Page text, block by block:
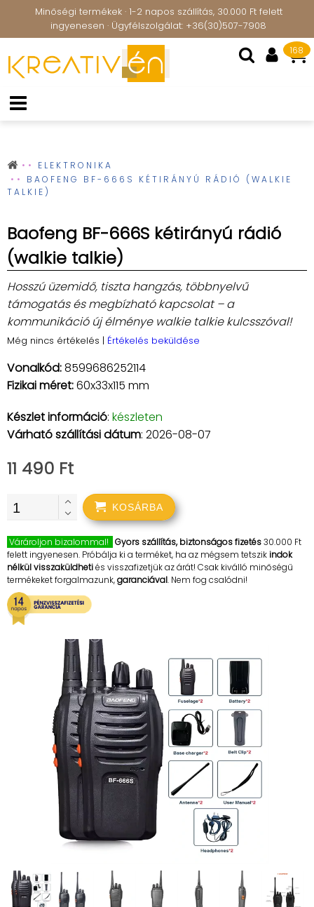
Minőségi termékek · 1-2 napos szállítás, 30.000 Ft felett
ingyenesen · Ügyfélszolgálat: +36(30)507-7908
168
ELEKTRONIKA
BAOFENG BF-666S KÉTIRÁNYÚ RÁDIÓ (WALKIE
TALKIE)
Baofeng BF-666S kétirányú rádió
(walkie talkie)
Hosszú üzemidő, tiszta hangzás, többnyelvű
támogatás és megbízható kapcsolat – a
kommunikáció új élménye walkie talkie kulcsszóval!
Még nincs értékelés | Értékelés beküldése
Vonalkód:8599686252114
Fizikai méret:60x33x115 mm
Készlet információ: készleten
Várható szállítási dátum: 2026-08-07
11 490 Ft
KOSÁRBA
Várároljon bizalommal! Gyors szállítás, biztonságos fizetés30.000 Ft
felett ingyenesen. Próbálja ki a terméket, ha az mégsem tetszikindok
nélkül visszaküldhetiés visszafizetjük az árát! Csak kiválló minőségű
termékeket forgalmazunk,garanciával. Nem fog csalódni!